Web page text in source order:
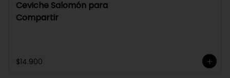
Ceviche Salomón para
Compartir
$14.900